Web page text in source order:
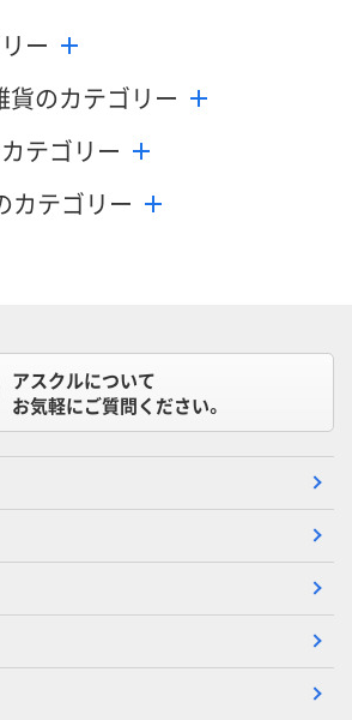
ー
のカテゴリー
テゴリー
カテゴリー
アスクルについて
お気軽にご質問ください。